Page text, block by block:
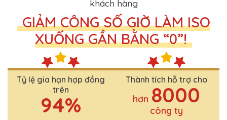
khách hàng
GIẢM CÔNG SỐ GIỜ LÀM ISO
XUỐNG GẦN BẰNG “0”!
Tỷ lệ gia hạn hợp đồng
trên
94%
Thành tích hỗ trợ cho
hơn 8000
công ty